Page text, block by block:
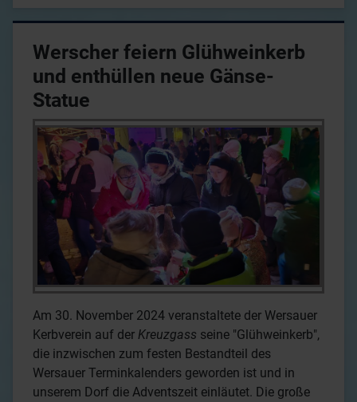
Werscher feiern Glühweinkerb
und enthüllen neue Gänse-
Statue
Am 30. November 2024 veranstaltete der Wersauer
Kerbverein auf der Kreuzgass seine "Glühweinkerb",
die inzwischen zum festen Bestandteil des
Wersauer Terminkalenders geworden ist und in
unserem Dorf die Adventszeit einläutet. Die große